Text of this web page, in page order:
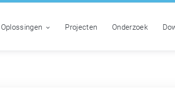
Oplossingen Projecten Onderzoek